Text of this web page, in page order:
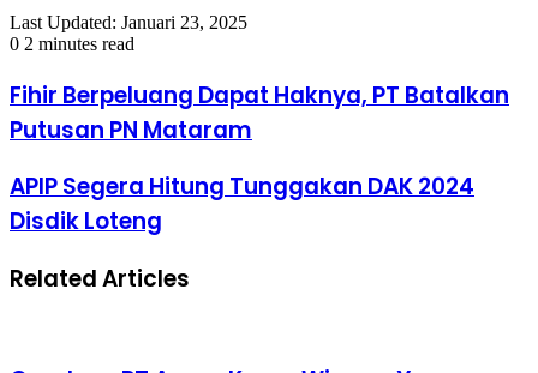
Last Updated: Januari 23, 2025
0 2 minutes read
Fihir Berpeluang Dapat Haknya, PT Batalkan
Putusan PN Mataram
APIP Segera Hitung Tunggakan DAK 2024
Disdik Loteng
Related Articles